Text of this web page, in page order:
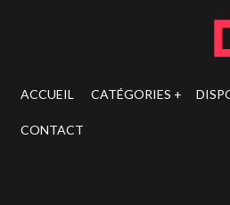
ACCUEIL CATÉGORIES
CONTACT